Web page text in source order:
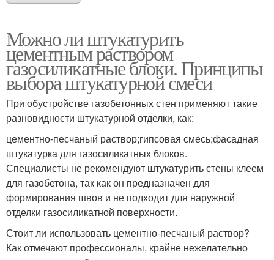
Можно ли штукатурить
цементным раствором
газосиликатные блоки. Принципы
выбора штукатурной смеси
При обустройстве газобетонных стен применяют такие
разновидности штукатурной отделки, как:
цементно-песчаный раствор;гипсовая смесь;фасадная
штукатурка для газосиликатных блоков.
Специалисты не рекомендуют штукатурить стены клеем
для газобетона, так как он предназначен для
формирования швов и не подходит для наружной
отделки газосиликатной поверхности.
Стоит ли использовать цементно-песчаный раствор?
Как отмечают профессионалы, крайне нежелательно